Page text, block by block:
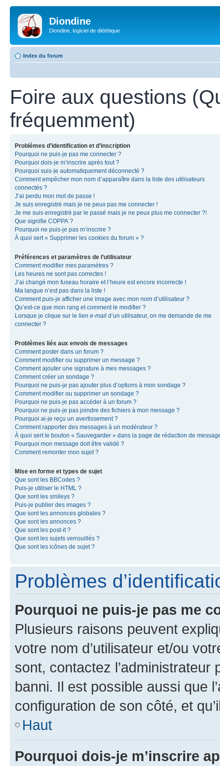
Diondine
Diondine, logiciel de diététique
Index du forum
Foire aux questions
fréquemment)
Problèmes d’identification et d’inscription
Pourquoi ne puis-je pas me connecter ?
Pourquoi dois-je m’inscrire après tout ?
Pourquoi suis-je automatiquement déconnecté ?
Comment empêcher mon nom d’apparaître dans la liste des utilisateurs
connectés ?
J’ai perdu mon mot de passe !
Je suis enregistré mais je ne peux pas me connecter !
Je me suis enregistré par le passé mais je ne peux plus me connecter ?!
Que signifie COPPA ?
Pourquoi ne puis-je pas m’inscrire ?
À quoi sert « Supprimer les cookies du forum » ?
Préférences et paramètres de l’utilisateur
Comment modifier mes paramètres ?
Les heures ne sont pas correctes !
J’ai changé mon fuseau horaire et l’heure est encore incorrecte !
Ma langue n’est pas dans la liste !
Comment puis-je afficher une image avec mon nom d’utilisateur ?
Qu’est-ce que mon rang et comment le modifier ?
Lorsque je clique sur le lien e-mail d’un utilisateur, on me demande de me
connecter ?
Problèmes liés aux envois de messages
Comment poster dans un forum ?
Comment modifier ou supprimer un message ?
Comment ajouter une signature à mes messages ?
Comment créer un sondage ?
Pourquoi ne puis-je pas ajouter plus d’options à mon sondage ?
Comment modifier ou supprimer un sondage ?
Pourquoi ne puis-je pas accéder à un forum ?
Pourquoi ne puis-je pas joindre des fichiers à mon message ?
Pourquoi ai-je reçu un avertissement ?
Comment rapporter des messages à un modérateur ?
À quoi sert le bouton « Sauvegarder » dans la page de rédaction de
Pourquoi mon message doit être validé ?
Comment remonter mon sujet ?
Mise en forme et types de sujet
Que sont les BBCodes ?
Puis-je utiliser le HTML ?
Que sont les smileys ?
Puis-je publier des images ?
Que sont les annonces globales ?
Que sont les annonces ?
Que sont les post-it ?
Que sont les sujets verrouillés ?
Que sont les icônes de sujet ?
Problèmes
Pourquoi ne puis-je pas me
Plusieurs raisons peuvent
votre nom d’utilisateur et/ou
sont, contactez l’administrateur
banni. Il est possible aussi que
configuration de son côté, et
Haut
Pourquoi dois-je m’inscrire